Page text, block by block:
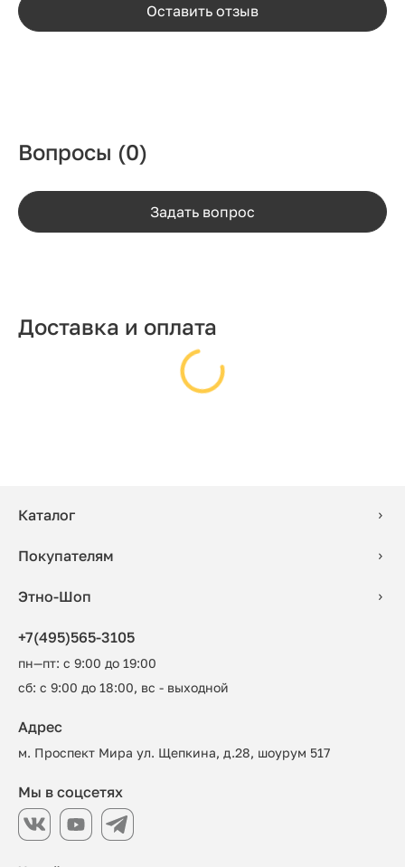
Оставить отзыв
Вопросы (0)
Задать вопрос
Доставка и оплата
Каталог
Покупателям
Этно-Шоп
+7(495)565-3105
пн—пт: с 9:00 до 19:00
сб: с 9:00 до 18:00, вс - выходной
Адрес
м. Проспект Мира ул. Щепкина, д.28, шоурум 517
Мы в соцсетях